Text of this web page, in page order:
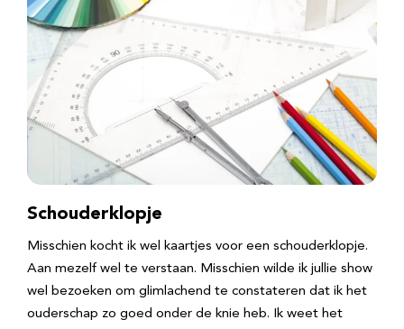
Schouderklopje
Misschien kocht ik wel kaartjes voor een schouderklopje.
Aan mezelf wel te verstaan. Misschien wilde ik jullie show
wel bezoeken om glimlachend te constateren dat ik het
ouderschap zo goed onder de knie heb. Ik weet het